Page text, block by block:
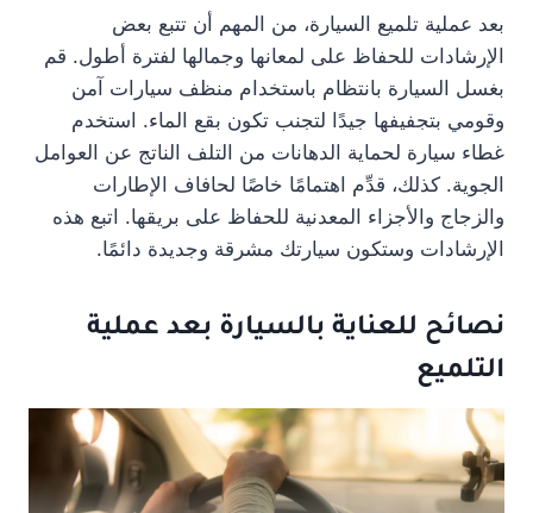
بعد عملية تلميع السيارة، من المهم أن تتبع بعض
الإرشادات للحفاظ على لمعانها وجمالها لفترة أطول. قم
بغسل السيارة بانتظام باستخدام منظف سيارات آمن
وقومي بتجفيفها جيدًا لتجنب تكون بقع الماء. استخدم
غطاء سيارة لحماية الدهانات من التلف الناتج عن العوامل
الجوية. كذلك، قدِّم اهتمامًا خاصًا لحافاف الإطارات
والزجاج والأجزاء المعدنية للحفاظ على بريقها. اتبع هذه
الإرشادات وستكون سيارتك مشرقة وجديدة دائمًا.
نصائح للعناية بالسيارة بعد عملية
التلميع